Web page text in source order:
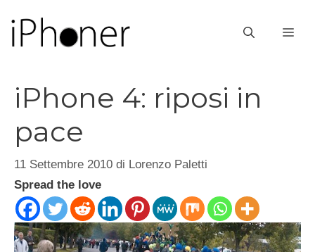
contenuto
iPhone 4: riposi in
pace
11 Settembre 2010 di Lorenzo Paletti
Spread the love